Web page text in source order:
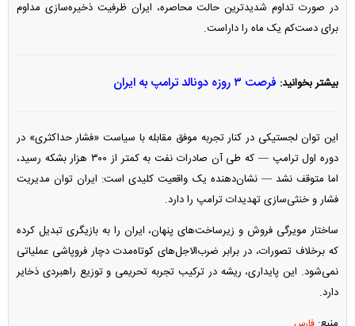
در صورت تداوم شدیدترین حالت محاصره، ایران ظرفیت ذخیره‌سازی مداوم
برای دست‌کم یک ماه را داراست.
بیشتر بخوانید: فرصت ۳ روزه دونالد ترامپ به ایران
این توان لجستیکی در کنار تجربه موفق مقابله با سیاست «فشار حداکثری» در
دوره اول ترامپ — که طی آن صادرات نفت به کمتر از ۳۰۰ هزار بشکه رسید،
اما متوقف نشد — نشان‌دهنده یک واقعیت کلیدی است: ایران توان مدیریت
فشار و خنثی‌سازی تهدیدات ترامپ را دارد.
ساختار مویرگی فروش و زیرساخت‌های پنهان، ایران را به بازیگری تبدیل کرده
که برخلاف تصورات، در برابر ضرب‌الاجل‌های کوتاه‌مدت دچار فروپاشی عملیاتی
نمی‌شود. این پایداری، ریشه در ترکیب تجربه تحریمی و توزیع راهبردی ذخایر
دارد.